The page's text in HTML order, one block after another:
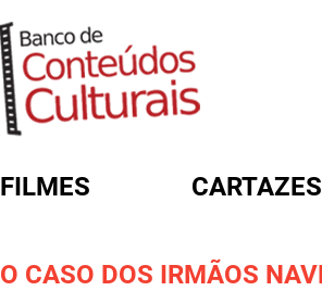
FILMES CARTAZES
O CASO DOS IRMÃOS
FORMULÁRIO DE